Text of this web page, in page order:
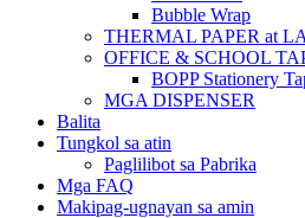
Bubble Wrap
THERMAL PAPER at
OFFICE & SCHOOL
BOPP Stationery
MGA DISPENSER
Balita
Tungkol sa atin
Paglilibot sa Pabrika
Mga FAQ
Makipag-ugnayan sa amin